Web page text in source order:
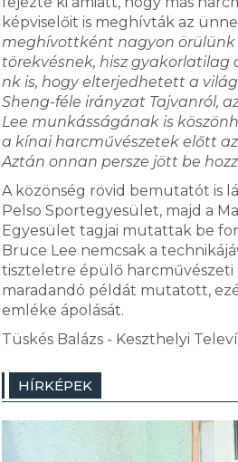
képviselőit is meghívták az
meghívottként nagyon
törekvésnek, hisz gyakorlatilag
nk is, hogy elterjedhetett a
Sheng-féle irányzat Tajvanról,
Lee munkásságának is
a kínai harcművészetek előtt
Aztán onnan persze jött be
A közönség rövid bemutatót is
Pelso Sportegyesület, majd a
Egyesület tagjai mutattak be
Bruce Lee nemcsak a
tiszteletre épülő harcművészeti
maradandó példát mutatott,
emléke ápolását.
Tüskés Balázs - Keszthelyi
HÍRKÉPEK